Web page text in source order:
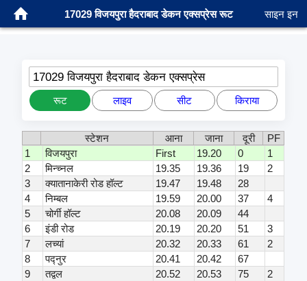
17029 विजयपुरा हैदराबाद डेकन एक्सप्रेस रूट साइन इन
17029 विजयपुरा हैदराबाद डेकन एक्सप्रेस
रूट लाइव सीट किराया
स्टेशन आना जाना दूरी
PF
1
विजयपुरा First 19.20 0
1
2
मिन्च्नल 19.35 19.36 19
2
3
क्यातानाकेरी रोड हॉल्ट 19.47 19.48
28
4
निम्बल 19.59 20.00 37
4
5
चोर्गी हॉल्ट 20.08 20.09
44
6
इंडी रोड 20.19 20.20 51
3
7
लच्यां 20.32 20.33 61
2
8
पद्नुर 20.41 20.42
67
9
तद्वल 20.52 20.53 75
2